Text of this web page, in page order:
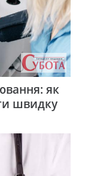
як
швидку